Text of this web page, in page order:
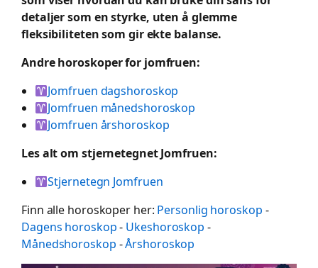
detaljer som en styrke, uten å glemme
fleksibiliteten som gir ekte balanse.
Andre horoskoper for jomfruen:
Jomfruen dagshoroskop
Jomfruen månedshoroskop
Jomfruen årshoroskop
Les alt om stjernetegnet Jomfruen:
Stjernetegn Jomfruen
Finn alle horoskoper her: Personlig horoskop -
Dagens horoskop- Ukeshoroskop -
Månedshoroskop -Årshoroskop